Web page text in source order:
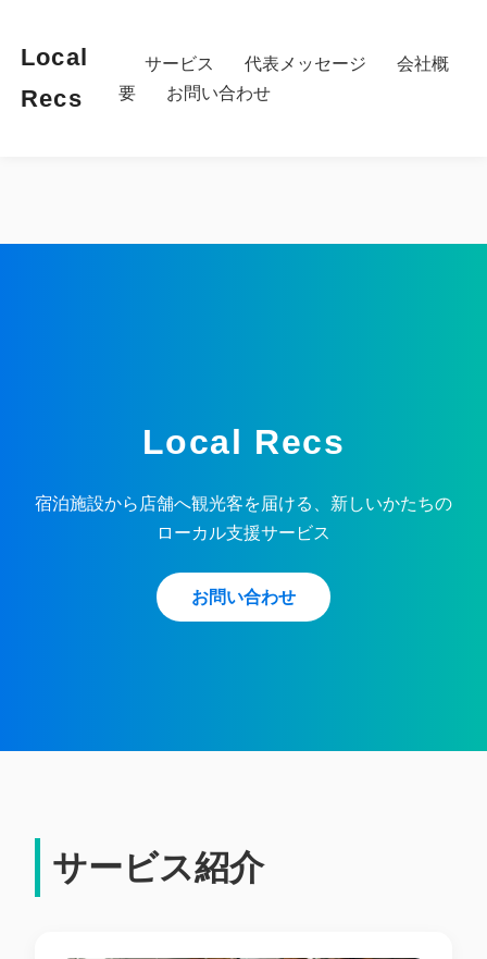
Local
Recs
サービス 代表メッセージ
会社概
要
お問い合わせ
Local Recs
宿泊施設から店舗へ観光客を届ける、新しいかたちの
ローカル支援サービス
お問い合わせ
サービス紹介